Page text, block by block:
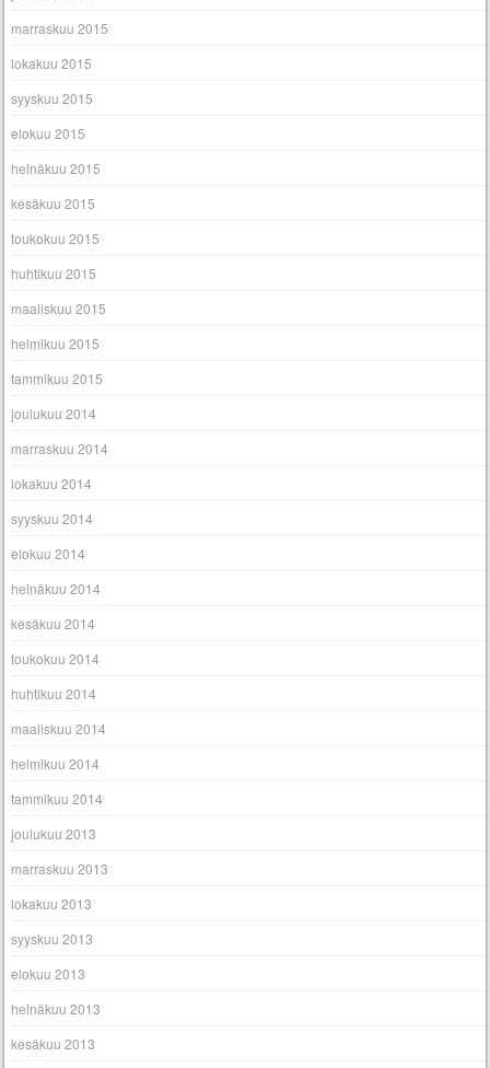
marraskuu 2015
lokakuu 2015
syyskuu 2015
elokuu 2015
heinäkuu 2015
kesäkuu 2015
toukokuu 2015
huhtikuu 2015
maaliskuu 2015
helmikuu 2015
tammikuu 2015
joulukuu 2014
marraskuu 2014
lokakuu 2014
syyskuu 2014
elokuu 2014
heinäkuu 2014
kesäkuu 2014
toukokuu 2014
huhtikuu 2014
maaliskuu 2014
helmikuu 2014
tammikuu 2014
joulukuu 2013
marraskuu 2013
lokakuu 2013
syyskuu 2013
elokuu 2013
heinäkuu 2013
kesäkuu 2013